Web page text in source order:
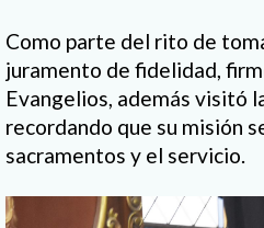
Como parte del rito de
juramento de fidelidad,
Evangelios, además visitó
recordando que su misión
sacramentos y el servicio.